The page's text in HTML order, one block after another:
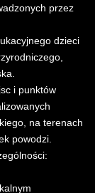
przez
dzieci
i punktów
na terenach
powodzi.